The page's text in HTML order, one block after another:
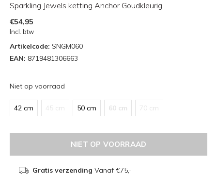
Sparkling Jewels ketting Anchor Goudkleurig
€54,95
Incl. btw
Artikelcode: SNGM060
EAN: 8719481306663
Niet op voorraad
42 cm 45 cm 50 cm 60 cm 70 cm
NIET OP VOORRAAD
Gratis verzending Vanaf €75,-